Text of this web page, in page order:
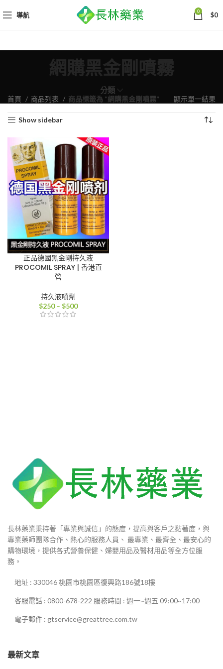
導航 0 $0
網購黑金剛噴霧
分類
首頁 商品列表 商品標籤為 “網購黑金剛噴霧” 顯示單一結果
Show sidebar
正品德國黑金剛持久液
PROCOMIL SPRAY | 香港直
營
持久液噴劑
$250 – $500價
長林藥業秉持著「專業與誠信」的態度，提高與客戶之黏著度，與
專業藥師團隊合作、熱心的服務人員、 最專業、最齊全、最安心的
購物環境，提供各式營養保健、婦嬰用品及醫材用品等全方位服
務。
地址 : 330046 桃園市桃園區復興路186號18樓
客服電話 : 0800-678-222 服務時間 : 週一~週五 09:00~17:00
電子郵件 : gtservice@greattree.com.tw
最新文章